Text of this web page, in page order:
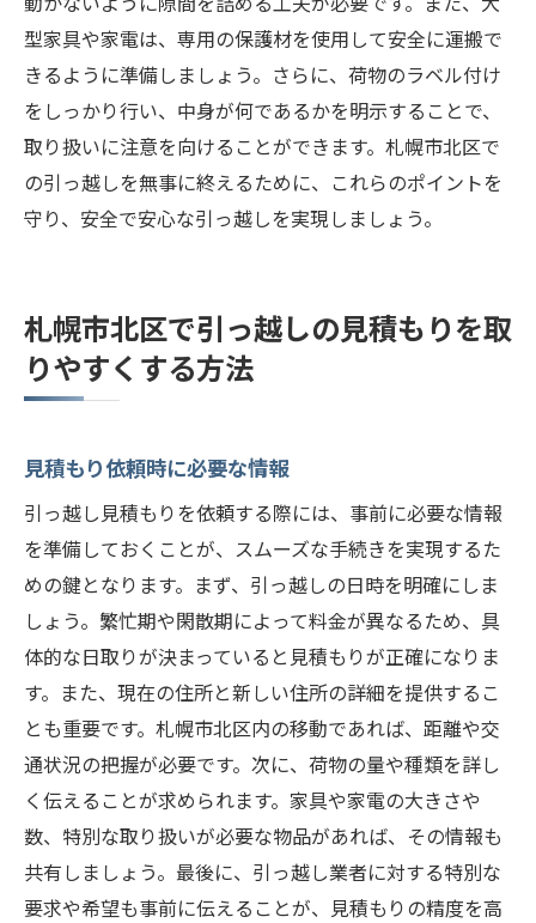
型家具や家電は、専用の保護材を使用して安全に運搬で
きるように準備しましょう。さらに、荷物のラベル付け
をしっかり行い、中身が何であるかを明示することで、
取り扱いに注意を向けることができます。札幌市北区で
の引っ越しを無事に終えるために、これらのポイントを
守り、安全で安心な引っ越しを実現しましょう。
札幌市北区で引っ越しの見積もりを取
りやすくする方法
見積もり依頼時に必要な情報
引っ越し見積もりを依頼する際には、事前に必要な情報
を準備しておくことが、スムーズな手続きを実現するた
めの鍵となります。まず、引っ越しの日時を明確にしま
しょう。繁忙期や閑散期によって料金が異なるため、具
体的な日取りが決まっていると見積もりが正確になりま
す。また、現在の住所と新しい住所の詳細を提供するこ
とも重要です。札幌市北区内の移動であれば、距離や交
通状況の把握が必要です。次に、荷物の量や種類を詳し
く伝えることが求められます。家具や家電の大きさや
数、特別な取り扱いが必要な物品があれば、その情報も
共有しましょう。最後に、引っ越し業者に対する特別な
要求や希望も事前に伝えることが、見積もりの精度を高